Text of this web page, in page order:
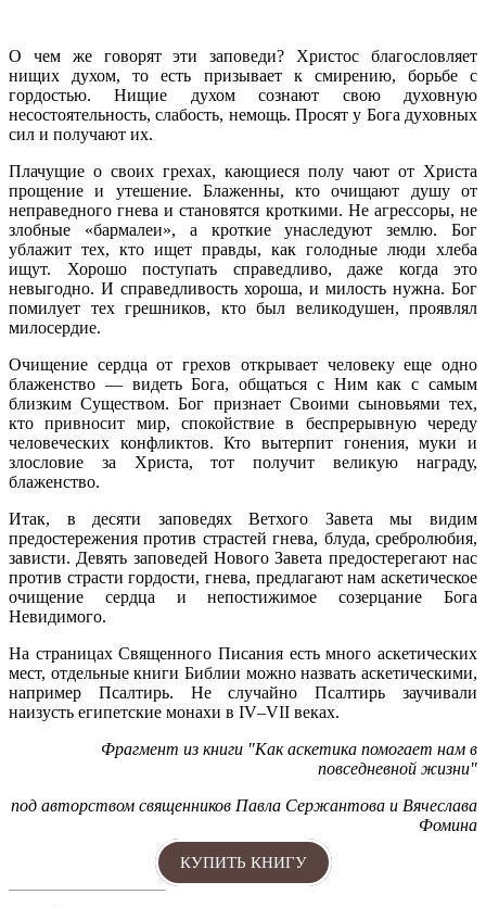
О чем же говорят эти заповеди? Христос благословляет
нищих духом, то есть призывает к смирению, борьбе с
гордостью. Нищие духом сознают свою духовную
несостоятельность, слабость, немощь. Просят у Бога духовных
сил и получают их.
Плачущие о своих грехах, кающиеся полу чают от Христа
прощение и утешение. Блаженны, кто очищают душу от
неправедного гнева и становятся кроткими. Не агрессоры, не
злобные «бармалеи», а кроткие унаследуют землю. Бог
ублажит тех, кто ищет правды, как голодные люди хлеба
ищут. Хорошо поступать справедливо, даже когда это
невыгодно. И справедливость хороша, и милость нужна. Бог
помилует тех грешников, кто был великодушен, проявлял
милосердие.
Очищение сердца от грехов открывает человеку еще одно
блаженство — видеть Бога, общаться с Ним как с самым
близким Существом. Бог признает Своими сыновьями тех,
кто привносит мир, спокойствие в беспрерывную череду
человеческих конфликтов. Кто вытерпит гонения, муки и
злословие за Христа, тот получит великую награду,
блаженство.
Итак, в десяти заповедях Ветхого Завета мы видим
предостережения против страстей гнева, блуда, сребролюбия,
зависти. Девять заповедей Нового Завета предостерегают нас
против страсти гордости, гнева, предлагают нам аскетическое
очищение сердца и непостижимое созерцание Бога
Невидимого.
На страницах Священного Писания есть много аскетических
мест, отдельные книги Библии можно назвать аскетическими,
например Псалтирь. Не случайно Псалтирь заучивали
наизусть египетские монахи в IV–VII веках.
Фрагмент из книги "Как аскетика помогает нам в
повседневной жизни"
под авторством священников Павла Сержантова и Вячеслава
Фомина
КУПИТЬ КНИГУ